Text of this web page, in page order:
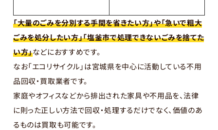
「大量のごみを分別する手間を省きたい方」や「急いで粗大
ごみを処分したい方」「塩釜市で処理できないごみを捨てた
い方」などにおすすめです。
なお「エコリサイクル」は宮城県を中心に活動している不用
品回収・買取業者です。
家庭やオフィスなどから排出された家具や不用品を、法律
に則った正しい方法で回収・処理するだけでなく、価値のあ
るものは買取も可能です。